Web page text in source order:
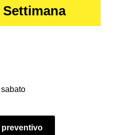
Settimana
preventivo